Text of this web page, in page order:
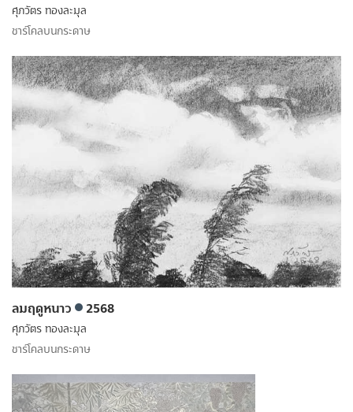
ศุภวัตร ทองละมุล
ชาร์โคลบนกระดาษ
ลมฤดูหนาว 2568
ศุภวัตร ทองละมุล
ชาร์โคลบนกระดาษ